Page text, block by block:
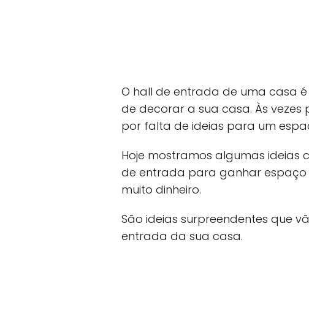
O hall de entrada de uma casa
de decorar a sua casa. Às
por falta de ideias para um
Hoje mostramos algumas ideias
de entrada para ganhar
muito dinheiro.
São ideias surpreendentes que
entrada da sua casa.